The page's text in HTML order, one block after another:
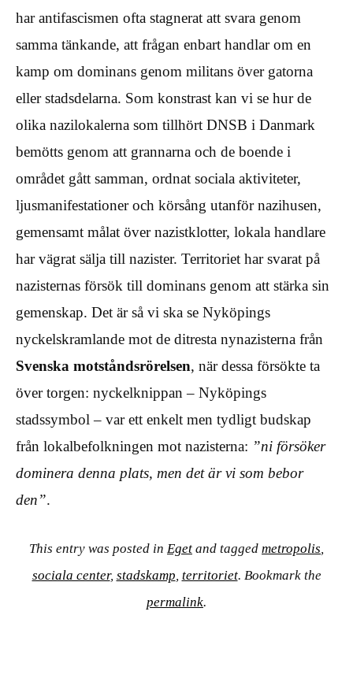
har antifascismen ofta stagnerat att svara genom
samma tänkande, att frågan enbart handlar om en
kamp om dominans genom militans över gatorna
eller stadsdelarna. Som konstrast kan vi se hur de
olika nazilokalerna som tillhört DNSB i Danmark
bemötts genom att grannarna och de boende i
området gått samman, ordnat sociala aktiviteter,
ljusmanifestationer och körsång utanför nazihusen,
gemensamt målat över nazistklotter, lokala handlare
har vägrat sälja till nazister. Territoriet har svarat på
nazisternas försök till dominans genom att stärka sin
gemenskap. Det är så vi ska se Nyköpings
nyckelskramlande mot de ditresta nynazisterna från
Svenska motståndsrörelsen, när dessa försökte ta
över torgen: nyckelknippan – Nyköpings
stadssymbol – var ett enkelt men tydligt budskap
från lokalbefolkningen mot nazisterna: ”ni försöker
dominera denna plats, men det är vi som bebor
den”.
This entry was posted in Eget and tagged metropolis,
sociala center, stadskamp, territoriet. Bookmark the
permalink.